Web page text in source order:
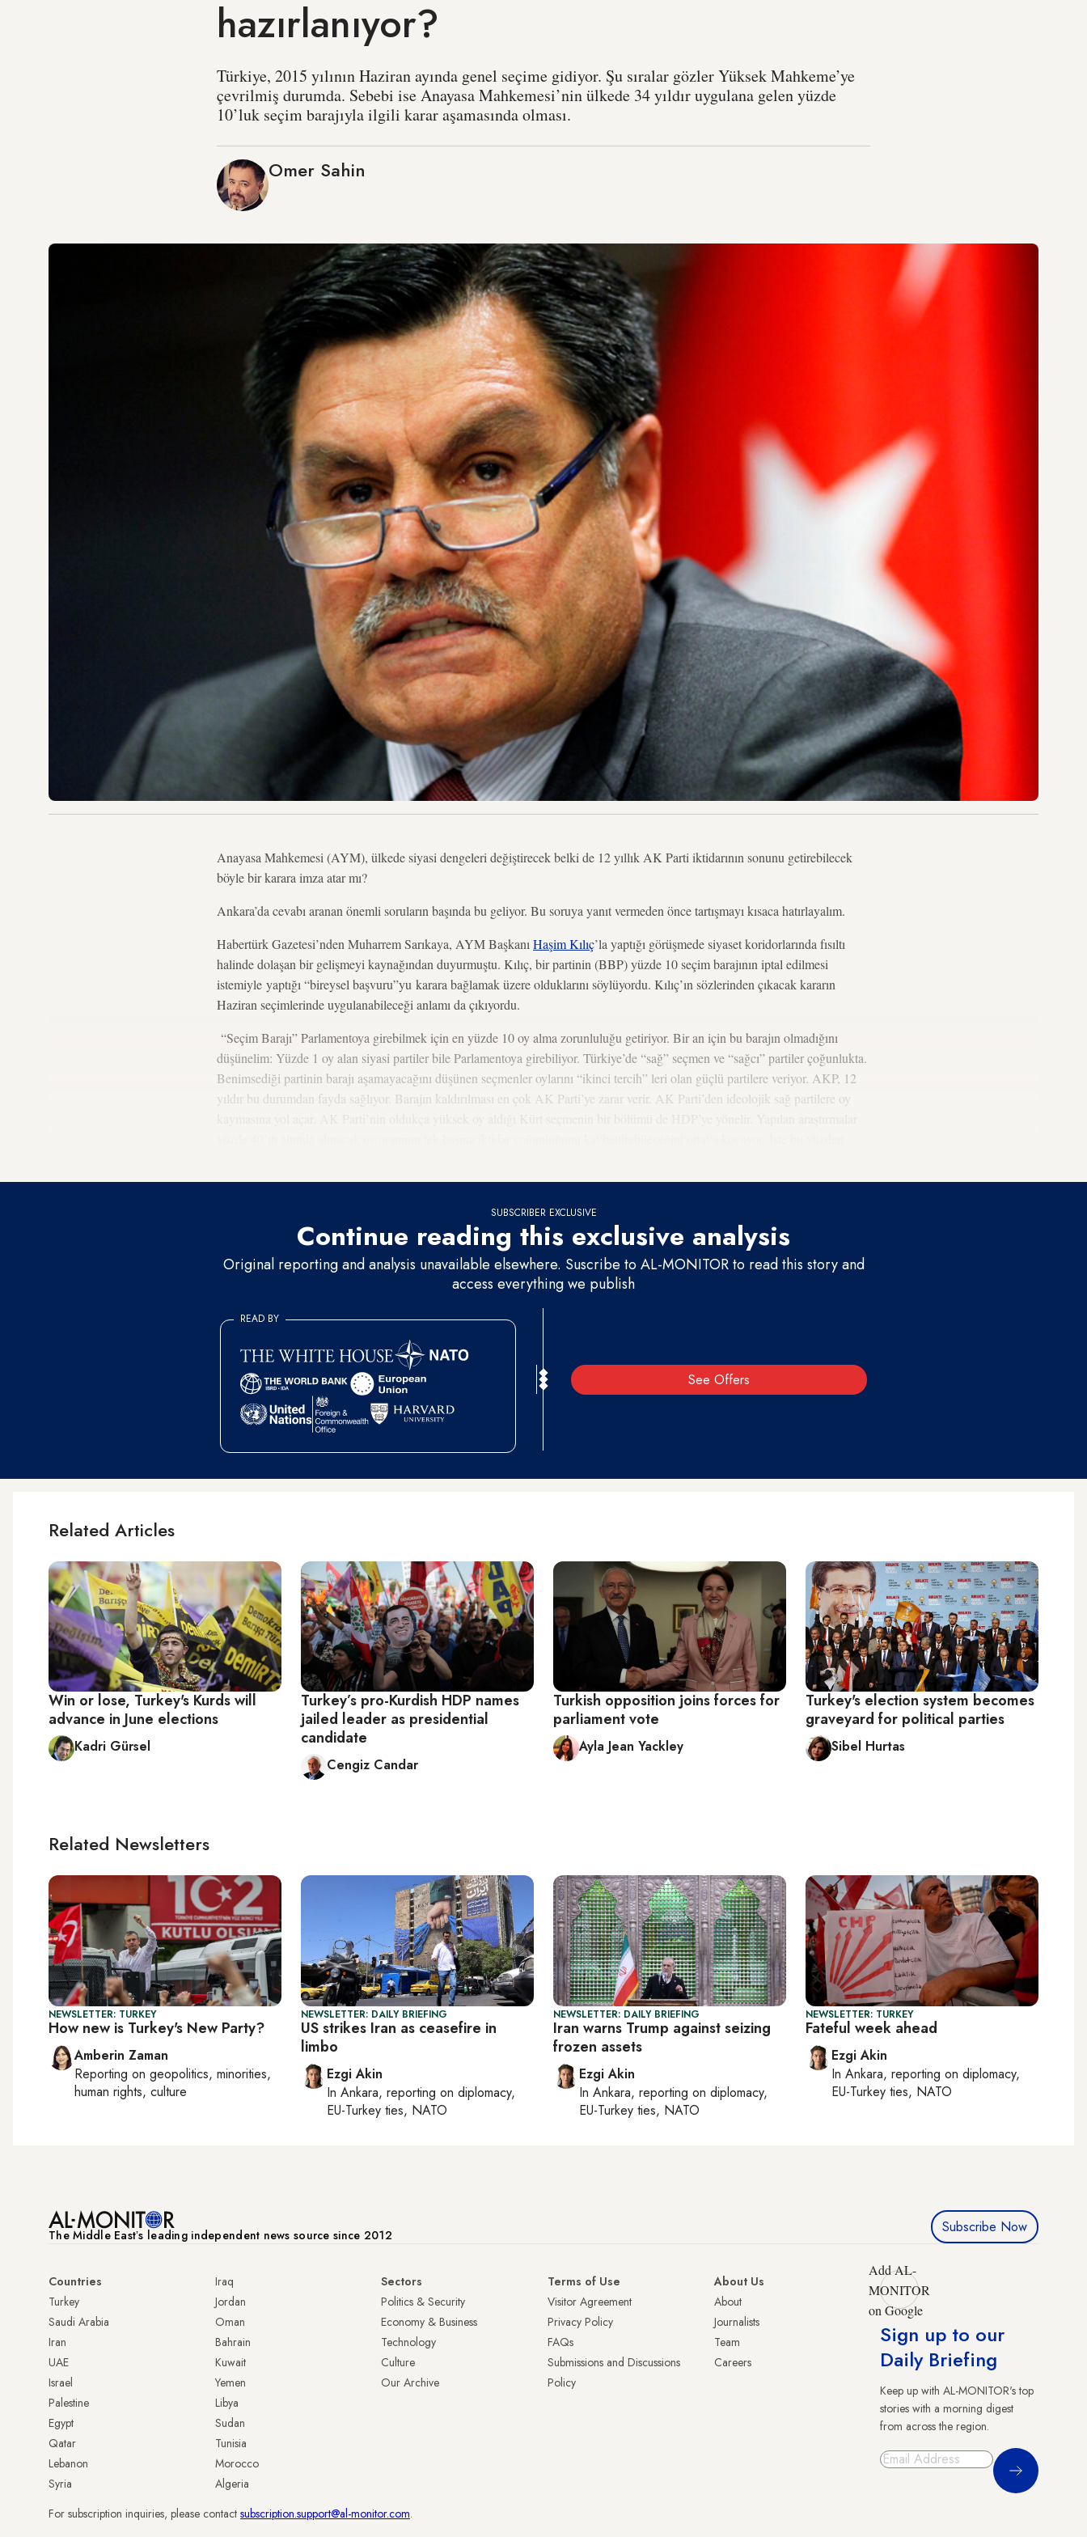
hazırlanıyor?
Türkiye, 2015 yılının Haziran ayında genel seçime gidiyor. Şu sıralar gözler Yüksek Mahkeme’ye
çevrilmiş durumda. Sebebi ise Anayasa Mahkemesi’nin ülkede 34 yıldır uygulana gelen yüzde
10’luk seçim barajıyla ilgili karar aşamasında olması.
Omer Sahin
Anayasa Mahkemesi (AYM), ülkede siyasi dengeleri değiştirecek belki de 12 yıllık AK Parti iktidarının sonunu getirebilecek
böyle bir karara imza atar mı?
Ankara’da cevabı aranan önemli soruların başında bu geliyor. Bu soruya yanıt vermeden önce tartışmayı kısaca hatırlayalım.
Habertürk Gazetesi’nden Muharrem Sarıkaya, AYM Başkanı Haşim Kılıç’la yaptığı görüşmede siyaset koridorlarında fısıltı
halinde dolaşan bir gelişmeyi kaynağından duyurmuştu. Kılıç, bir partinin (BBP) yüzde 10 seçim barajının iptal edilmesi
istemiyle yaptığı “bireysel başvuru”yu karara bağlamak üzere olduklarını söylüyordu. Kılıç’ın sözlerinden çıkacak kararın
Haziran seçimlerinde uygulanabileceği anlamı da çıkıyordu.
“Seçim Barajı” Parlamentoya girebilmek için en yüzde 10 oy alma zorunluluğu getiriyor. Bir an için bu barajın olmadığını
düşünelim: Yüzde 1 oy alan siyasi partiler bile Parlamentoya girebiliyor. Türkiye’de “sağ” seçmen ve “sağcı” partiler çoğunlukta.
Benimsediği partinin barajı aşamayacağını düşünen seçmenler oylarını “ikinci tercih” leri olan güçlü partilere veriyor. AKP, 12
yıldır bu durumdan fayda sağlıyor. Barajın kaldırılması en çok AK Parti’ye zarar verir. AK Parti’den ideolojik sağ partilere oy
SUBSCRIBER EXCLUSIVE
Continue reading this exclusive analysis
Original reporting and analysis unavailable elsewhere. Suscribe to AL-MONITOR to read this story and
access everything we publish
See Offers
READ BY
Related Articles
Win or lose, Turkey's Kurds will
advance in June elections
Kadri Gürsel
Turkey’s pro-Kurdish HDP names
jailed leader as presidential
candidate
Cengiz Candar
Turkish opposition joins forces for
parliament vote
Ayla Jean Yackley
Turkey's election system becomes
graveyard for political parties
Sibel Hurtas
Related Newsletters
NEWSLETTER: TURKEY
How new is Turkey's New Party?
Amberin Zaman
Reporting on geopolitics, minorities,
human rights, culture
NEWSLETTER: DAILY BRIEFING
US strikes Iran as ceasefire in
limbo
Ezgi Akin
In Ankara, reporting on diplomacy,
EU-Turkey ties, NATO
NEWSLETTER: DAILY BRIEFING
Iran warns Trump against seizing
frozen assets
Ezgi Akin
In Ankara, reporting on diplomacy,
EU-Turkey ties, NATO
NEWSLETTER: TURKEY
Fateful week ahead
Ezgi Akin
In Ankara, reporting on diplomacy,
EU-Turkey ties, NATO
The Middle Eastʼs leading independent news source since 2012 Subscribe Now
Countries
Turkey
Saudi Arabia
Iran
UAE
Israel
Palestine
Egypt
Qatar
Lebanon
Syria
Iraq
Jordan
Oman
Bahrain
Kuwait
Yemen
Libya
Sudan
Tunisia
Morocco
Algeria
Sectors
Politics & Security
Economy & Business
Technology
Culture
Our Archive
Terms of Use
Visitor Agreement
Privacy Policy
FAQs
Submissions and Discussions
Policy
About Us
About
Journalists
Team
Careers
Add AL-
MONITOR
on Google
Sign up to our
Daily Briefing
Keep up with AL-MONITOR's top
stories with a morning digest
from across the region.
Sign Up
For subscription inquiries, please contact subscription.support@al-monitor.com.